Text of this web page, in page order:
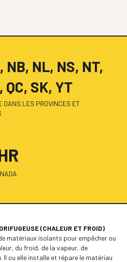
NB, NL, NS, NT,
QC, SK, YT
DANS LES PROVINCES ET
(CHALEUR ET FROID)
matériaux isolants pour empêcher ou
du froid, de la vapeur, de
Il ou elle installe et répare le matériau